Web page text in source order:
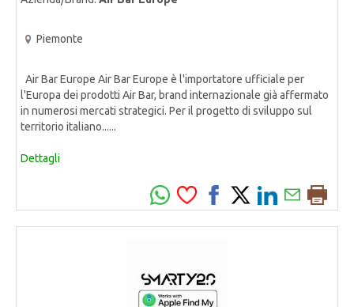
Piemonte
Air Bar Europe Air Bar Europe è l'importatore ufficiale per
l'Europa dei prodotti Air Bar, brand internazionale già affermato
in numerosi mercati strategici. Per il progetto di sviluppo sul
territorio italiano......
Dettagli